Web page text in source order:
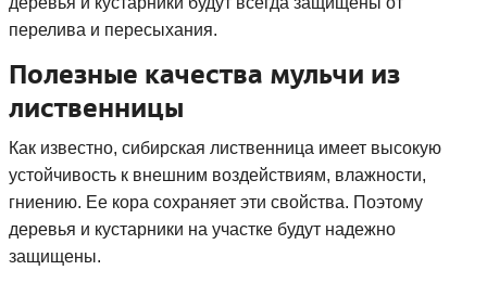
перелива и пересыхания.
Полезные качества мульчи из
лиственницы
Как известно, сибирская лиственница имеет высокую
устойчивость к внешним воздействиям, влажности,
гниению. Ее кора сохраняет эти свойства. Поэтому
деревья и кустарники на участке будут надежно
защищены.